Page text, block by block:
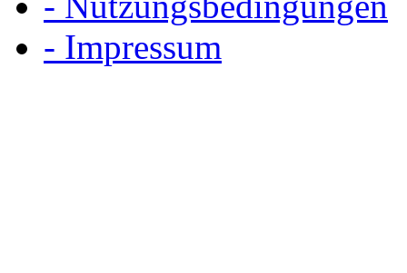
- Impressum